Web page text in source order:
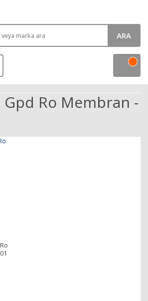
ARA
Gpd Ro Membran -